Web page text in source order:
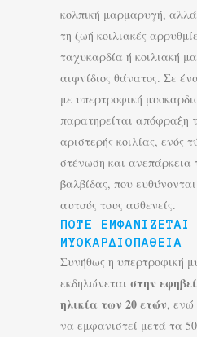
κολπική μαρμαρυγή, αλλά
τη ζωή κοιλιακές
ταχυκαρδία ή κοιλιακή
αιφνίδιος θάνατος. Σε
με υπερτροφική
παρατηρείται απόφραξη
αριστερής κοιλίας, ενός
στένωση και ανεπάρκεια
βαλβίδας, που
αυτούς τους ασθενείς.
ΠΟΤΕ
ΜΥΟΚΑΡΔΙΟΠΆΘΕΙΑ
Συνήθως η υπερτροφική
εκδηλώνεται στην
ηλικία των 20 ετών, ενώ
να εμφανιστεί μετά τα